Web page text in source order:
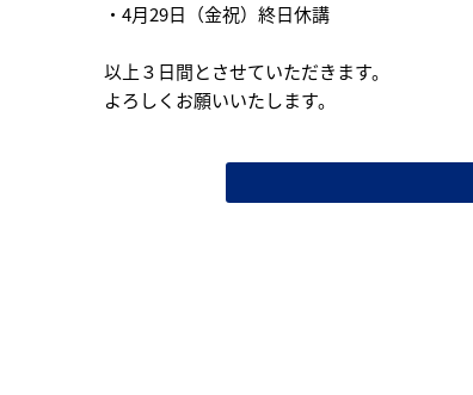
・4月29日（金祝）終日休講
以上３日間とさせていただきます。
よろしくお願いいたします。